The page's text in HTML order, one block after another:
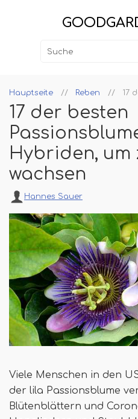
Hauptseite Reben 17
17 der besten
Hybriden, um
wachsen
Hannes Sauer
Viele Menschen in den
der lila Passionsblume
Blütenblättern und